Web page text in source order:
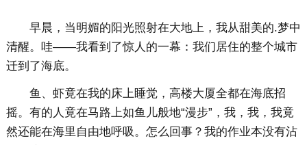
早晨，当明媚的阳光照射在大地上，我从甜美的.梦中
清醒。哇——我看到了惊人的一幕：我们居住的整个城市
迁到了海底。
鱼、虾竟在我的床上睡觉，高楼大厦全都在海底招
摇。有的人竟在马路上如鱼儿般地“漫步”，我，我，我竟
然还能在海里自由地呼吸。怎么回事？我的作业本没有沾